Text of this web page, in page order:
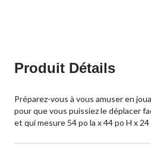
Produit Détails
Préparez-vous à vous amuser en
pour que vous puissiez le déplacer
et qui mesure 54 po la x 44 po H x 24